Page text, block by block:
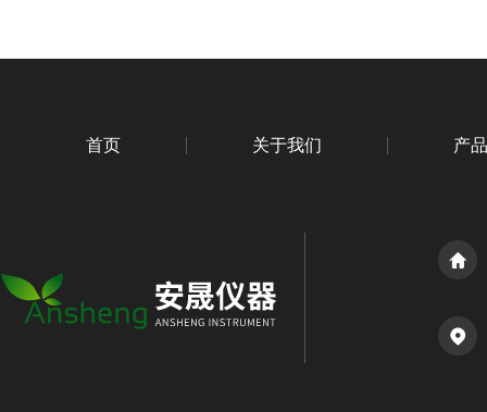
首页 关于我们 产